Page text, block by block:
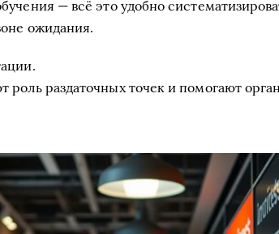
— всё это удобно
ожидания.
роль раздаточных точек и помогают